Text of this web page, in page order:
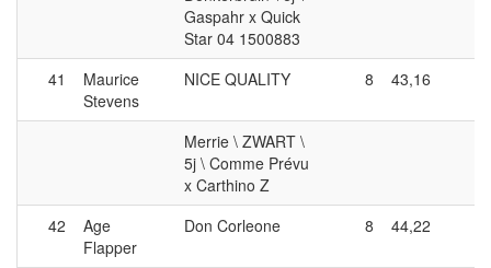
Gaspahr x Quick
Star 04 1500883
41
Maurice
Stevens
NICE QUALITY 8 43,16
Merrie \ ZWART \
5j \ Comme Prévu
x Carthino Z
42
Age
Flapper
Don Corleone 8 44,22